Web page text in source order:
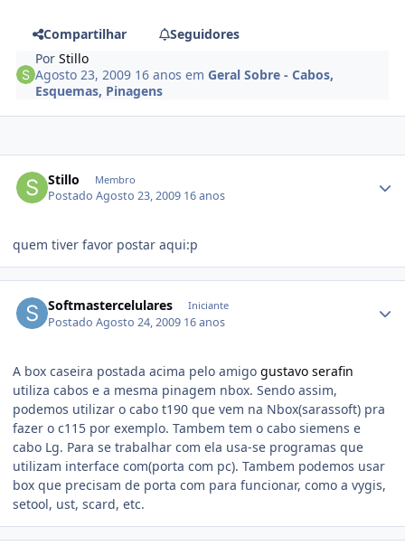
Compartilhar
Seguidores
PorStillo
Agosto 23, 2009 16 anos emGeral Sobre - Cabos,
Esquemas, Pinagens
Stillo Membro
PostadoAgosto 23, 2009 16 anos
quem tiver favor postar aqui:p
Softmastercelulares Iniciante
PostadoAgosto 24, 2009 16 anos
A box caseira postada acima pelo amigo gustavo serafin
utiliza cabos e a mesma pinagem nbox. Sendo assim,
podemos utilizar o cabo t190 que vem na Nbox(sarassoft) pra
fazer o c115 por exemplo. Tambem tem o cabo siemens e
cabo Lg. Para se trabalhar com ela usa-se programas que
utilizam interface com(porta com pc). Tambem podemos usar
box que precisam de porta com para funcionar, como a vygis,
setool, ust, scard, etc.